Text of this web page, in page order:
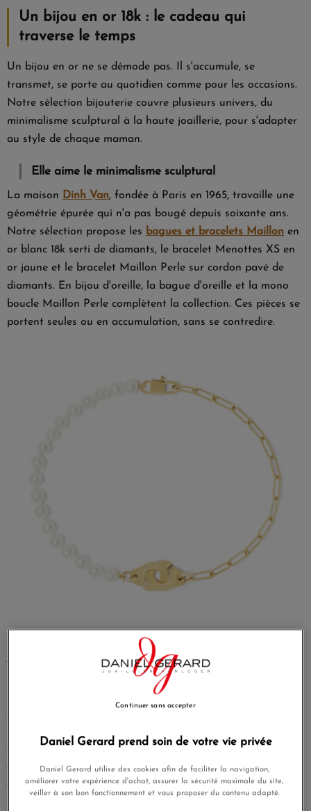
Un bijou en or 18k : le cadeau qui
traverse le temps
Un bijou en or ne se démode pas. Il s'accumule, se
transmet, se porte au quotidien comme pour les occasions.
Notre sélection bijouterie couvre plusieurs univers, du
minimalisme sculptural à la haute joaillerie, pour s'adapter
au style de chaque maman.
Elle aime le minimalisme sculptural
La maison Dinh Van, fondée à Paris en 1965, travaille une
géométrie épurée qui n'a pas bougé depuis soixante ans.
Notre sélection propose les bagues et bracelets Maillon en
or blanc 18k serti de diamants, le bracelet Menottes XS en
or jaune et le bracelet Maillon Perle sur cordon pavé de
diamants. En bijou d'oreille, la bague d'oreille et la mono
boucle Maillon Perle complètent la collection. Ces pièces se
portent seules ou en accumulation, sans se contredire.
→ Découvrir le bracelet Dinh Van Menottes XS or jaune
Elle aime la couleur et la joie
fabrique ses bijoux à la main dans le sud de
de résine colorée enfilées sur une chaîne fine, en or jaune
ou en or rose. Nosbracelets etcolliers Classique sont
disponibles en plusieurs longueurs (de 15 à 50 cm), avec
Daniel Gerard prend soin de votre vie privée
Daniel Gerard utilise des cookies afin de faciliter la navigation,
améliorer votre expérience d'achat, assurer la sécurité maximale du site,
veiller à son bon fonctionnement et vous proposer du contenu adapté.
Continuer sans accepter